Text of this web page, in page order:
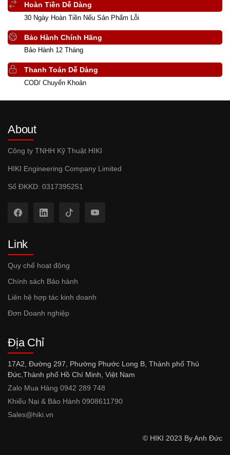
Hoàn Tiền Dễ Dàng
30 Ngày Hoàn Tiền Nếu Sản Phẩm Lỗi
Bảo Hành Chính Hãng
Bảo Hành 12 Tháng
Thanh Toán Dễ Dàng
COD/ Chuyển Khoản
About
Công ty TNHH Kỹ Thuật HIKI
HIKI Engineering Company Limited
Số ĐKKD: 0317395251
Link
Quy chế hoạt động
Chính sách Bảo hành
Liên hệ hợp tác kinh doanh
Đơn Doanh nghiệp
Địa Chỉ
17A2, Đường 297, Phường Phước Long B, Thành phố Thủ
Đức,Thành phố Hồ Chí Minh, Việt Nam
Zalo Mua Hàng 0942 289 748
Khiếu Nại & Bảo Hành 0908611790
Sales@hiki.vn
© HIKI 2023 By Anh Đức